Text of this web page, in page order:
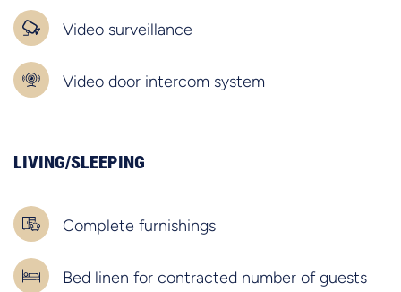
Video surveillance
Video door intercom system
LIVING/SLEEPING
Complete furnishings
Bed linen for contracted number of guests